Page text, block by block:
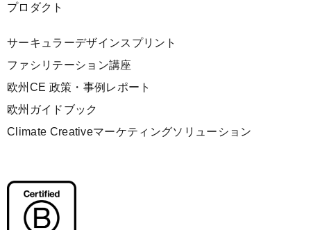
プロダクト
サーキュラーデザインスプリント
ファシリテーション講座
欧州CE 政策・事例レポート
欧州ガイドブック
Climate Creativeマーケティングソリューション